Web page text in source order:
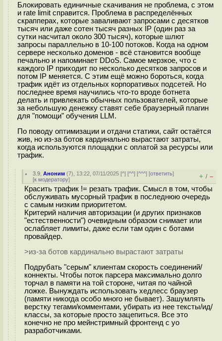
Блокировать единичные скачивания не проблема, с этом
и rate limit справится. Проблема в распределённых
скрапперах, которые заваливают запросами с десятков
тысяч или даже сотен тысяч разных IP (один раз за
сутки насчитал около 300 тысяч), которые шлют
запросы параллельно в 10-100 потоков. Когда на одном
сервере несколько доменов - всё становится вообще
печально и напоминает DDoS. Самое мерзкое, что с
каждого IP приходит по несколько десятков запросов и
потом IP меняется. С этим ещё можно бороться, когда
трафик идёт из отдельных корпоративых подсетей. Но
последнее время научились что-то вроде ботнета
делать и привлекать обычных пользователей, которые
за небольшую денежку ставят себе браузерный плагин
для "помощи" обучения LLM.
По поводу оптимизации и отдачи статики, сайт остаётся
жив, но из-за ботов кардинально вырастают затраты,
когда используются площадки с оплатой за ресурсы или
трафик.
3.9 ,Аноним (7), 13:22, 07/11/2025 [^] [^^] [^^^] [ответить]
[к модератору] + / –
Красить трафик != резать трафик. Смысл в том, чтобы
обслуживать мусорный трафик в последнюю очередь
с самым низким приоритетом.
Критерий наличия авторизации (и других признаков
"естественности") очевидным образом снимает или
ослабляет лимиты, даже если там один с ботами
провайдер.
>из-за ботов кардинально вырастают затраты
Подрубать "серым" клиентам скорость соединений/
коннекты. Чтобы поток парсера максимально долго
торчал в памяти на той стороне, читая по чайной
ложке. Вынуждать использовать хедлесс браузер
(памяти никогда особо много не бывает). Зашумлять
верстку тегами/комментами, убирать из нее тексты/ид/
классы, за которые просто зацепиться. Все это
конечно не про мейнстримный фронтенд с уо
разработчиками.